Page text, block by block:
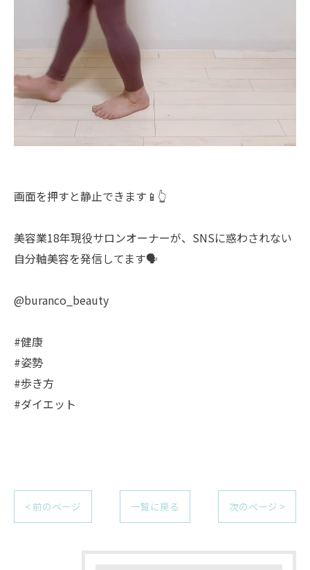
画面を押すと静止できます📱👆
美容業18年現役サロンオーナーが、SNSに惑わされない
自分軸美容を発信してます🗣️
@buranco_beauty
#健康
#姿勢
#歩き方
#ダイエット
< 前のページ 一覧に戻る 次のページ >